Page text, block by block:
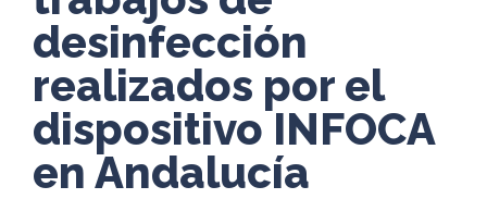
desinfección
realizados por el
dispositivo INFOCA
en Andalucía